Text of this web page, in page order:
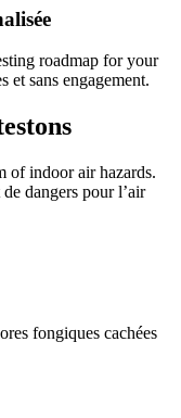
roadmap for your
et sans engagement.
of indoor air hazards.
dangers pour l’air
fongiques cachées